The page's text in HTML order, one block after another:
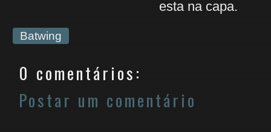
esta na capa.
Batwing
0 comentários:
Postar um comentário